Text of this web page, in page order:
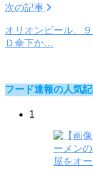
次の記事
オリオンビール、
Ｄ傘下か…
フード速報の人気
1